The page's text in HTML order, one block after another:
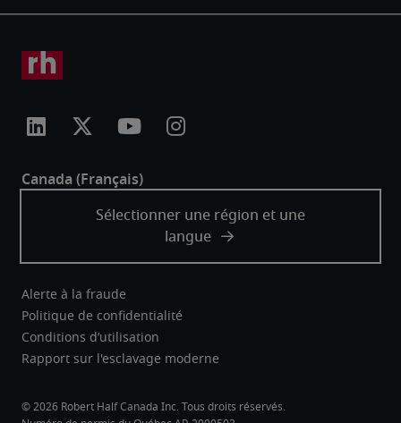
Alerte à la fraude
Politique de confidentialité
Conditions d’utilisation
Rapport sur l'esclavage moderne
Robert Half Canada Inc. Tous droits réservés.